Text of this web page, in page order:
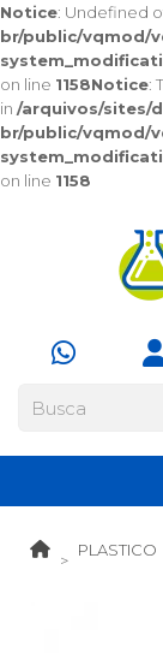
Notice: Undefined
br/public/vqmod/
on line 1158Notice:
in /arquivos/sites/
br/public/vqmod/
on line 1158
PLASTICO